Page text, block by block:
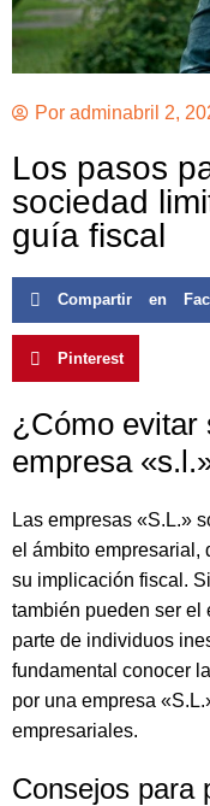
Por adminabril 2,
Los pasos
sociedad
guía fiscal
Compartir en
Pinterest
¿Cómo evitar
empresa
Las empresas «S.L.»
el ámbito empresarial,
su implicación fiscal.
también pueden ser el
parte de individuos
fundamental conocer
por una empresa
empresariales.
Consejos para